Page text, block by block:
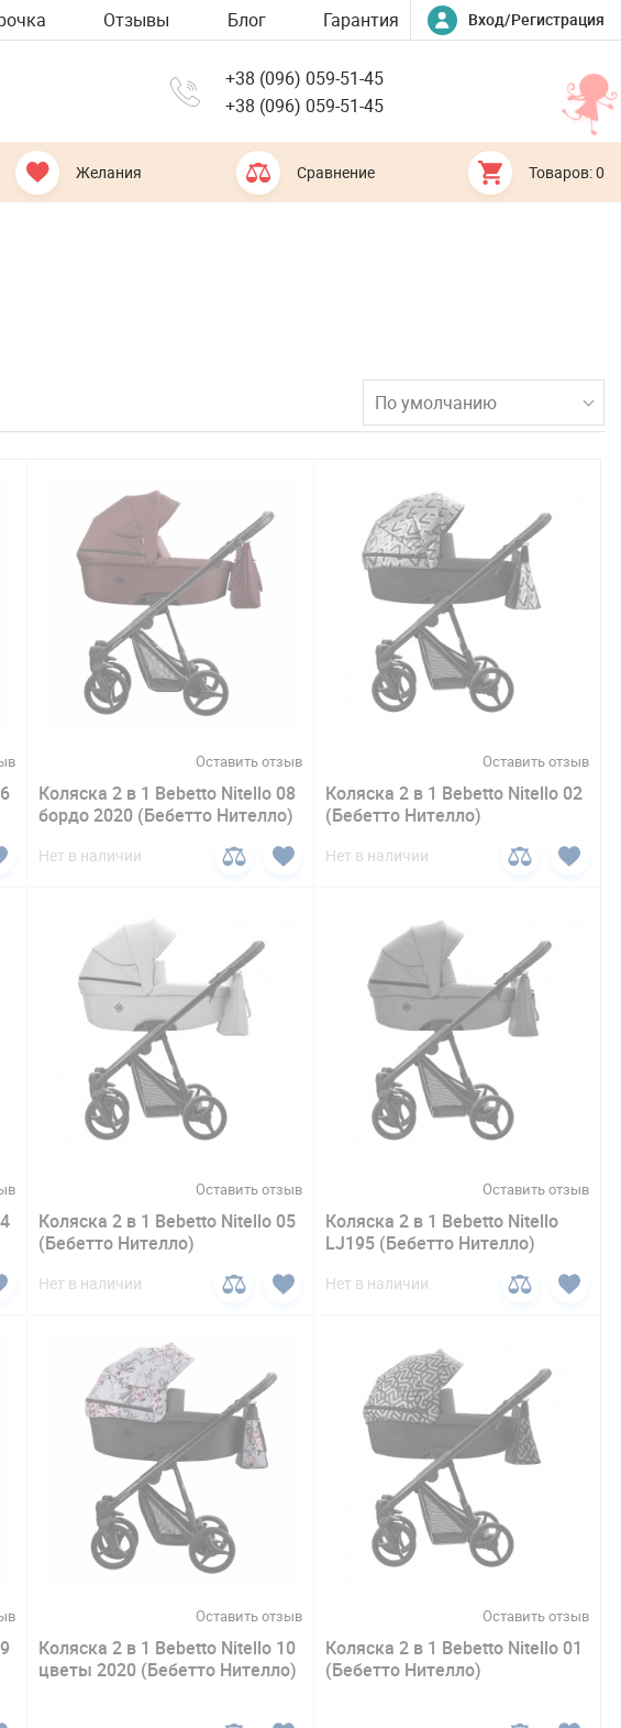
Отзывы Блог Гарантия Вход/Регистрация
+38 (096) 059-51-45
+38 (096) 059-51-45
Желания Сравнение Товаров: 0
По умолчанию
Оставить отзыв
Коляска 2 в 1 Bebetto Nitello 08
бордо 2020 (Бебетто Нителло)
Нет в наличии
Оставить отзыв
Коляска 2 в 1 Bebetto Nitello 02
(Бебетто Нителло)
Нет в наличии
Оставить отзыв
Коляска 2 в 1 Bebetto Nitello 05
(Бебетто Нителло)
Нет в наличии
Оставить отзыв
Коляска 2 в 1 Bebetto Nitello
LJ195 (Бебетто Нителло)
Нет в наличии
Оставить отзыв
Коляска 2 в 1 Bebetto Nitello 10
цветы 2020 (Бебетто Нителло)
Оставить отзыв
Коляска 2 в 1 Bebetto Nitello 01
(Бебетто Нителло)